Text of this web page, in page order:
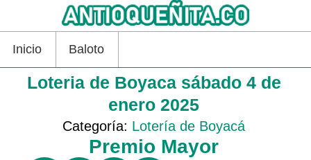
Inicio Baloto
Loteria de Boyaca sábado 4 de
enero 2025
Categoría: Lotería de Boyacá
Premio Mayor